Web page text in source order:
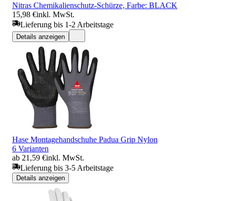
Nitras Chemikalienschutz-Schürze, Farbe: BLACK
15,98 €inkl. MwSt.
Lieferung bis 1-2 Arbeitstage
Details anzeigen
Hase Montagehandschuhe Padua Grip Nylon
6 Varianten
ab 21,59 €inkl. MwSt.
Lieferung bis 3-5 Arbeitstage
Details anzeigen